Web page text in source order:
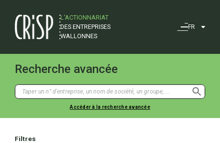
L'ACTIONNARIAT
DES ENTREPRISES
WALLONNES
FR
Recherche avancée
Accéder à la recherche avancée
Filtres